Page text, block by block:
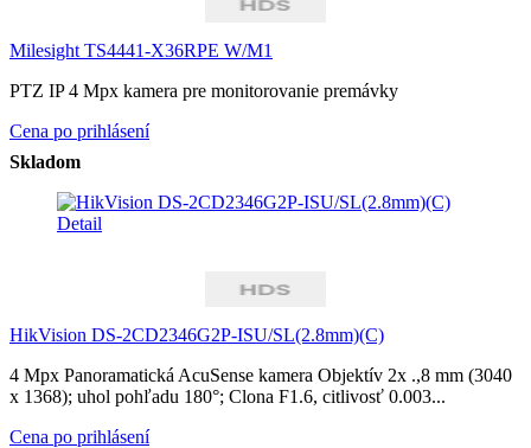
Milesight TS4441-X36RPE W/M1
PTZ IP 4 Mpx kamera pre monitorovanie premávky
Cena po prihlásení
Skladom
Detail
HikVision DS-2CD2346G2P-ISU/SL(2.8mm)(C)
4 Mpx Panoramatická AcuSense kamera Objektív 2x .,8 mm (3040
x 1368); uhol pohľadu 180°; Clona F1.6, citlivosť 0.003...
Cena po prihlásení